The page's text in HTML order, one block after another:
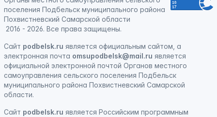
поселения Подбельск муниципального района
Похвистневский Самарской области
2016 - 2026. Все права защищены.
Сайт podbelsk.ru является официальным сайтом, а
электронная почта omsupodbelsk@mail.ru является
официальной электронной почтой Органов местного
самоуправления сельского поселения Подбельск
муниципального района Похвистневский Самарской
области.
Сайт podbelsk.ru является Российским программным